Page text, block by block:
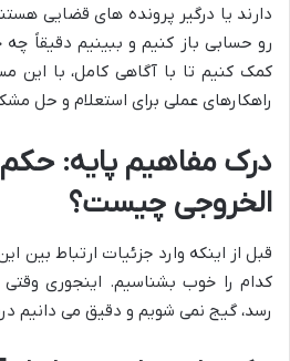
دارند یا درگیر پرونده های قضایی
رو حسابی باز کنیم و ببینیم دقیقاً
کمک کنیم تا با آگاهی کامل، با این
راهکارهای عملی برای استعلام و حل
درک مفاهیم پایه:
الخروجی چیست؟
قبل از اینکه وارد جزئیات ارتباط بین
کدام را خوب بشناسیم. اینجوری
رسد، گیج نمی شویم و دقیق می دانیم